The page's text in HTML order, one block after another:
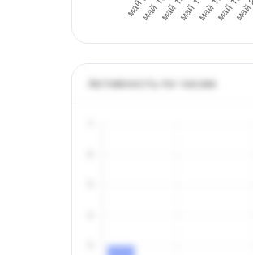
Активность по часам